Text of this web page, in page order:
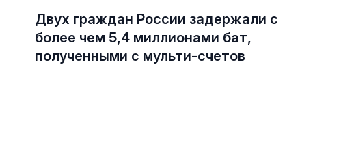
Двух граждан России задержали с
более чем 5,4 миллионами бат,
полученными с мульти-счетов